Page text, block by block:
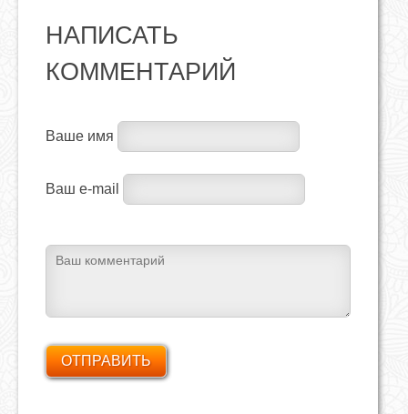
НАПИСАТЬ
КОММЕНТАРИЙ
Ваше имя
Ваш e-mail